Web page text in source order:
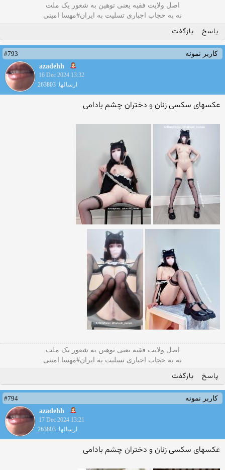
اصل ولایت فقیه یعنی‌ توهین به شعور یک ملت
نه به حجاب اجباری تسلیت به ایران#مهسا امینی
پاسخ بازگفت
کاربر نمونه
#793
azadehh
16 Dec 2024 13:32
ارسالها: 263803
عکسهای سکسی زنان و دختران چشم بادامی
اصل ولایت فقیه یعنی‌ توهین به شعور یک ملت
نه به حجاب اجباری تسلیت به ایران#مهسا امینی
پاسخ بازگفت
کاربر نمونه
#794
azadehh
17 Dec 2024 13:21
ارسالها: 263803
عکسهای سکسی زنان و دختران چشم بادامی